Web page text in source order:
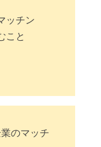
ッチン
こと